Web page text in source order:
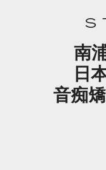
南
日
音痴